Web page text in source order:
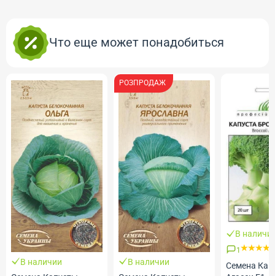
Что еще может понадобиться
В наличии
РОЗПРОДАЖ
В наличии
В
1
Семена